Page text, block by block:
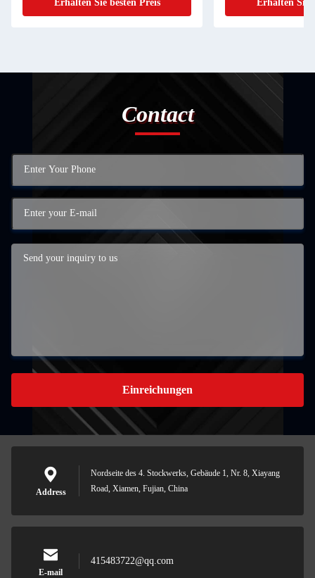
Erhalten Sie besten Preis Erhalten Sie
Contact
Einreichungen
Address
Nordseite des 4. Stockwerks, Gebäude 1, Nr. 8, Xiayang
Road, Xiamen, Fujian, China
E-mail
415483722@qq.com